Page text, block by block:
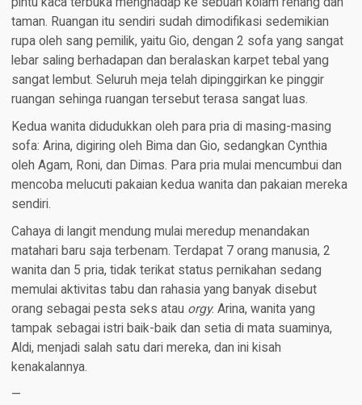
taman. Ruangan itu sendiri sudah dimodifikasi sedemikian
rupa oleh sang pemilik, yaitu Gio, dengan 2 sofa yang sangat
lebar saling berhadapan dan beralaskan karpet tebal yang
sangat lembut. Seluruh meja telah dipinggirkan ke pinggir
ruangan sehinga ruangan tersebut terasa sangat luas.
Kedua wanita didudukkan oleh para pria di masing-masing
sofa: Arina, digiring oleh Bima dan Gio, sedangkan Cynthia
oleh Agam, Roni, dan Dimas. Para pria mulai mencumbui dan
mencoba melucuti pakaian kedua wanita dan pakaian mereka
sendiri.
Cahaya di langit mendung mulai meredup menandakan
matahari baru saja terbenam. Terdapat 7 orang manusia, 2
wanita dan 5 pria, tidak terikat status pernikahan sedang
memulai aktivitas tabu dan rahasia yang banyak disebut
orang sebagai pesta seks atau orgy. Arina, wanita yang
tampak sebagai istri baik-baik dan setia di mata suaminya,
Aldi, menjadi salah satu dari mereka, dan ini kisah
kenakalannya.
—